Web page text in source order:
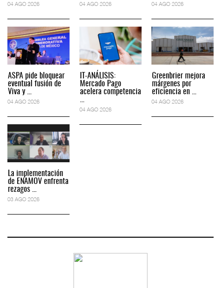
04 AGO 2026
ASPA pide bloquear
eventual fusión de
Viva y ...
04 AGO 2026
La implementación
de ENAMOV enfrenta
rezagos ...
03 AGO 2026
04 AGO 2026
IT-ANÁLISIS:
Mercado Pago
acelera competencia
04 AGO 2026
04 AGO 2026
Greenbrier mejora
márgenes por
eficiencia en ...
04 AGO 2026